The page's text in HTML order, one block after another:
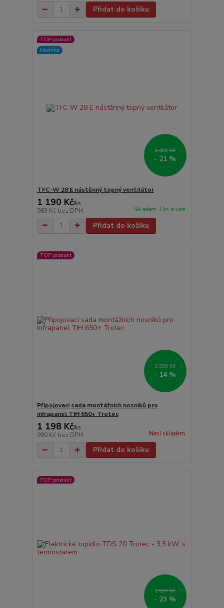
Přidat do košíku
TOP produkt
Novinka
1 499 Kč
- 21 %
TFC-W 28 E nástěnný topný ventilátor
1 190 Kč/ks
983 Kč bez DPH Skladem 3 ks a více
Přidat do košíku
TOP produkt
1 390 Kč
- 14 %
Připojovací sada montážních nosníků pro
infrapanel TIH 650+ Trotec
1 198 Kč/ks
990 Kč bez DPH Není skladem
Přidat do košíku
TOP produkt
1 590 Kč
- 23 %